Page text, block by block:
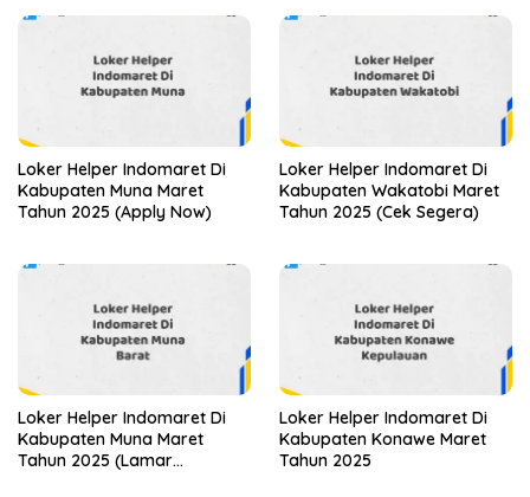
Loker Helper Indomaret Di
Kabupaten Muna Maret
Tahun 2025 (Apply Now)
Loker Helper Indomaret Di
Kabupaten Wakatobi Maret
Tahun 2025 (Cek Segera)
Loker Helper Indomaret Di
Kabupaten Muna Maret
Tahun 2025 (Lamar
Loker Helper Indomaret Di
Kabupaten Konawe Maret
Tahun 2025